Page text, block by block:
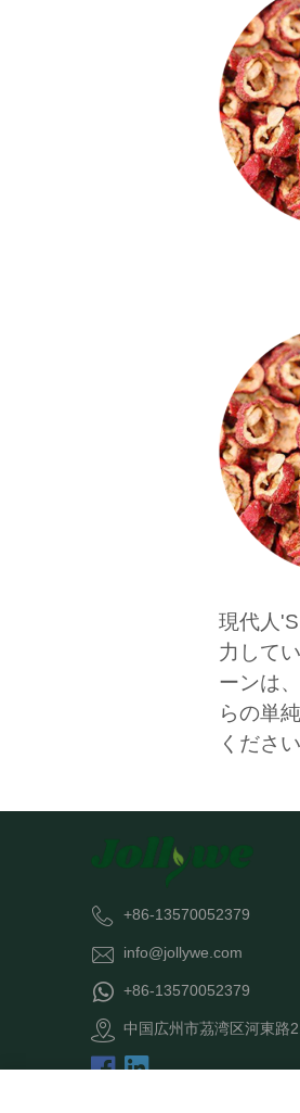
現代人
力して
ーンは
らの単
ください
+86-13570052379
info@jollywe.com
+86-13570052379
中国広州市茘湾区河東路